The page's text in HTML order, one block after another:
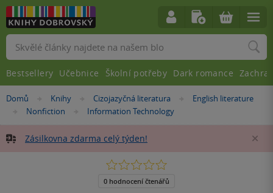
Nacházíte
Domů »Knihy »Cizojazyčná literatura »
English literature
»
Nonfiction »
Information Technology
Zásilkovna zdarma celý týden!
0.0
5
0 hodnocení čtenářů
Vyhledávání
Bestsellery Učebnice Školní potřeby Dark romance